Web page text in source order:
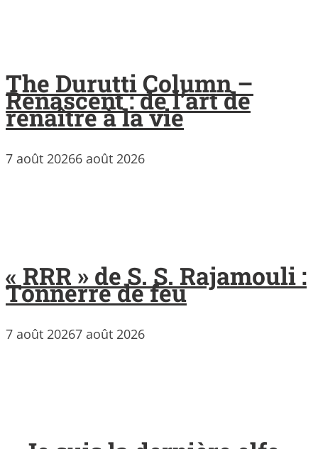
The Durutti Column –
Renascent : de l’art de
renaître à la vie
7 août 20266 août 2026
« RRR » de S. S. Rajamouli :
Tonnerre de feu
7 août 20267 août 2026